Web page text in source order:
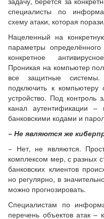
специалисты по
схему атаки, которая
Нацеленный на
параметры
конкретное
Проникая на компьютер
все защитные
подключить к
устройство. Под контроль
канал аутентификации
банковскими кодами и
− Не являются же
− Нет, не являются.
комплексом мер, с разных
банковских клиентов
но регулярно, в
можно прогнозировать.
Специалистам по
перечень объектов атак –